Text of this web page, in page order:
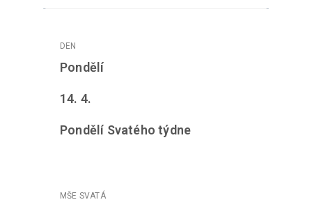
Pondělí
14. 4.
Pondělí Svatého týdne